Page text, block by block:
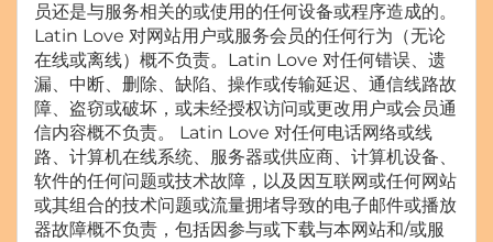
员还是与服务相关的或使用的任何设备或程序造成的。
Latin Love 对网站用户或服务会员的任何行为（无论
在线或离线）概不负责。Latin Love 对任何错误、遗
漏、中断、删除、缺陷、操作或传输延迟、通信线路故
障、盗窃或破坏，或未经授权访问或更改用户或会员通
信内容概不负责。 Latin Love 对任何电话网络或线
路、计算机在线系统、服务器或供应商、计算机设备、
软件的任何问题或技术故障，以及因互联网或任何网站
或其组合的技术问题或流量拥堵导致的电子邮件或播放
器故障概不负责，包括因参与或下载与本网站和/或服